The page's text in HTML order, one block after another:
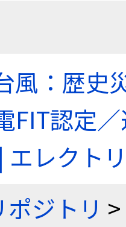
風：歴史
FIT認定
エレクト
ジトリ >